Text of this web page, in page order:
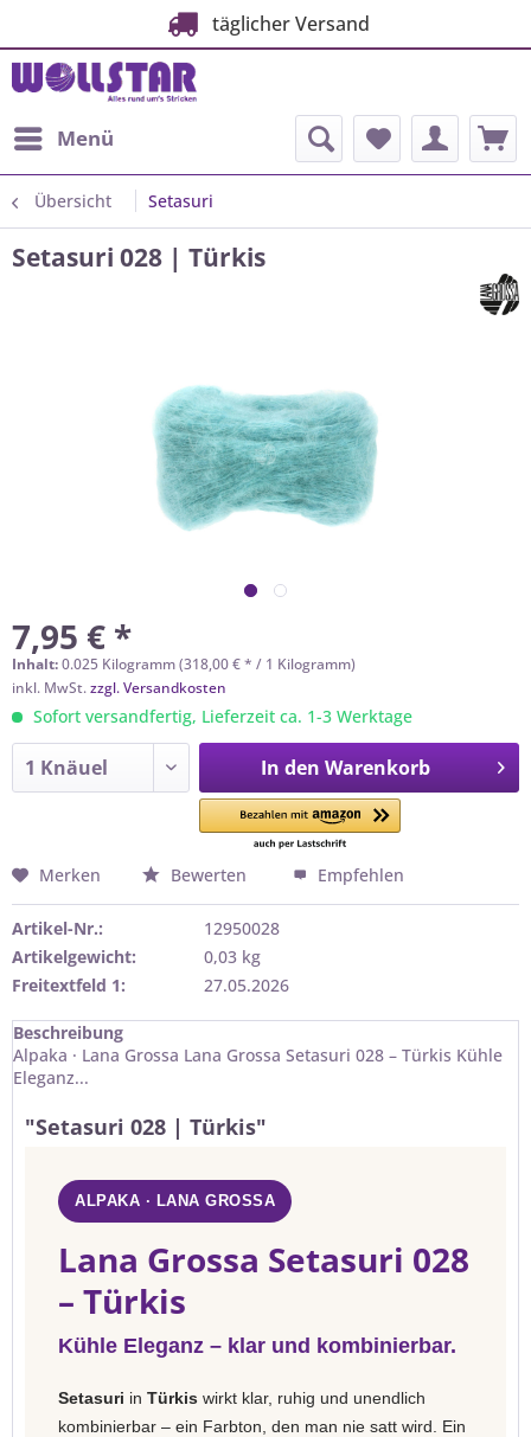
täglicher Versand
Menü
Übersicht Setasuri
Setasuri 028 | Türkis
7,95 € *
Inhalt:0.025 Kilogramm (318,00 € * / 1 Kilogramm)
inkl. MwSt.zzgl. Versandkosten
Sofort versandfertig, Lieferzeit ca. 1-3 Werktage
In den Warenkorb
Merken Bewerten Empfehlen
Artikel-Nr.:
12950028
Artikelgewicht:
0,03 kg
Freitextfeld 1:
27.05.2026
Beschreibung
Alpaka · Lana Grossa Lana Grossa Setasuri 028 – Türkis Kühle
Eleganz...
"Setasuri 028 | Türkis"
ALPAKA · LANA GROSSA
Lana Grossa Setasuri 028
– Türkis
Kühle Eleganz – klar und kombinierbar.
Setasuri in Türkis wirkt klar, ruhig und unendlich
kombinierbar – ein Farbton, den man nie satt wird. Ein